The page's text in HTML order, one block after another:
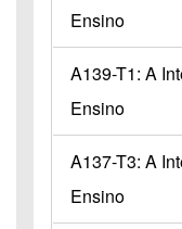
Ensino
A139-T1: A
Ensino
A137-T3: A
Ensino